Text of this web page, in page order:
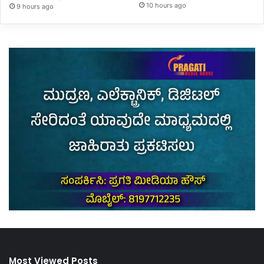
9 hours ago 10 hours ago
Most Viewed Posts